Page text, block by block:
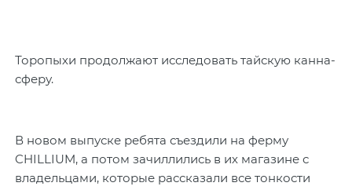
Торопыхи продолжают исследовать тайскую канна-
сферу.
В новом выпуске ребята съездили на ферму
CHILLIUM, а потом зачиллились в их магазине с
владельцами, которые рассказали все тонкости